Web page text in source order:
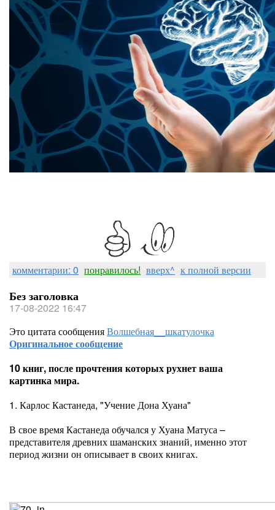
комментарии: 0 понравилось! вверх^ к полной версии
Без заголовка
17-08-2022 16:47
Это цитата сообщенияВолшебная__шкатулочка
Оригинальное сообщение
10 книг, после прочтения которых рухнет ваша
картинка мира.
1. Карлос Кастанеда, "Учение Дона Хуана"
В свое время Кастанеда обучался у Хуана Матуса –
представителя древних шаманских знаний, именно этот
период жизни он описывает в своих книгах.